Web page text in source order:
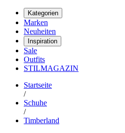
Kategorien
Marken
Neuheiten
Inspiration
Sale
Outfits
STILMAGAZIN
Startseite
/
Schuhe
/
Timberland